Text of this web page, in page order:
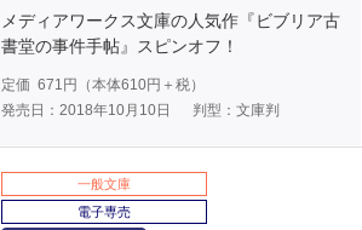
メディアワークス文庫の人気作『ビブリア古
書堂の事件手帖』スピンオフ！
定価 671 円（本体610円＋税）
発売日：2018年10月10日
判型：文庫判
一般文庫
電子専売